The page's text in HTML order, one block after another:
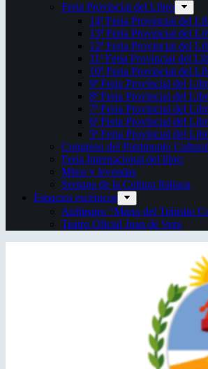
Feria Provincial del Libro
14ª Feria Provincial del
13ª Feria Provincial del
12ª Feria Provincial del
11ª Feria Provincial del
10ª Feria Provincial del
9ª Feria Provincial del
8ª Feria Provincial del
7ª Feria Provincial del
6ª Feria Provincial del
5ª Feria Provincial del
Congreso del Patrimonio
Feria Internacional del libro
Mitos y leyendas
Semana de la Cultura Italiana
Espacios escénicos
Anfiteatro “Mario del Tránsito
Teatro Oficial Juan de Vera